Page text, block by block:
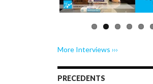
More Interviews ›››
PRECEDENTS